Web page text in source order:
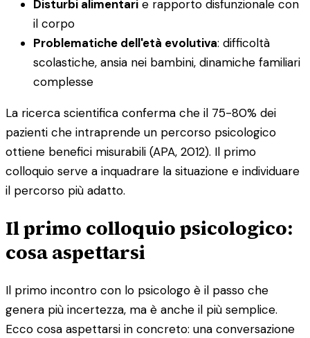
Disturbi alimentari e rapporto disfunzionale con
il corpo
Problematiche dell'età evolutiva: difficoltà
scolastiche, ansia nei bambini, dinamiche familiari
complesse
La ricerca scientifica conferma che il 75-80% dei
pazienti che intraprende un percorso psicologico
ottiene benefici misurabili (APA, 2012). Il primo
colloquio serve a inquadrare la situazione e individuare
il percorso più adatto.
Il primo colloquio psicologico:
cosa aspettarsi
Il primo incontro con lo psicologo è il passo che
genera più incertezza, ma è anche il più semplice.
Ecco cosa aspettarsi in concreto: una conversazione